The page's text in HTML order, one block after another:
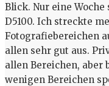
Blick. Nur eine
D5100. Ich streckte
Fotografiebereichen
allen sehr gut aus.
allen Bereichen,
wenigen Bereichen